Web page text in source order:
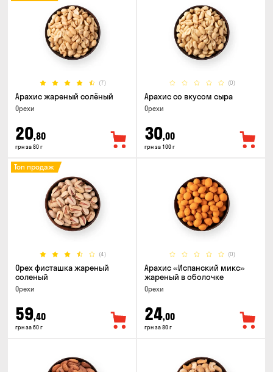
(7)
Арахис жареный солёный
Орехи
20,80
грн за 80 г
(0)
Арахис со вкусом сыра
Орехи
30,00
грн за 100 г
(4)
Топ продаж
Орех фисташка жареный
соленый
Орехи
59,40
грн за 60 г
(0)
Арахис «Испанский микс»
жареный в оболочке
Орехи
24,00
грн за 80 г